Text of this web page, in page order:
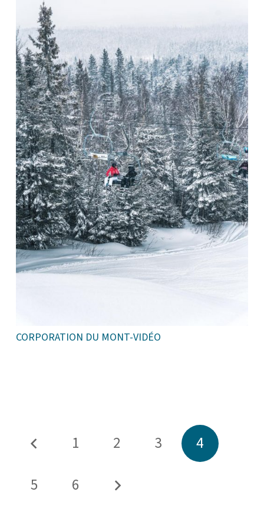
CORPORATION DU MONT-VIDÉO
1 2 3
4
5
6